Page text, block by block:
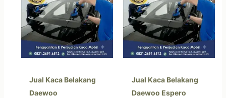
Jual Kaca Belakang
Daewoo
Jual Kaca Belakang
Daewoo Espero